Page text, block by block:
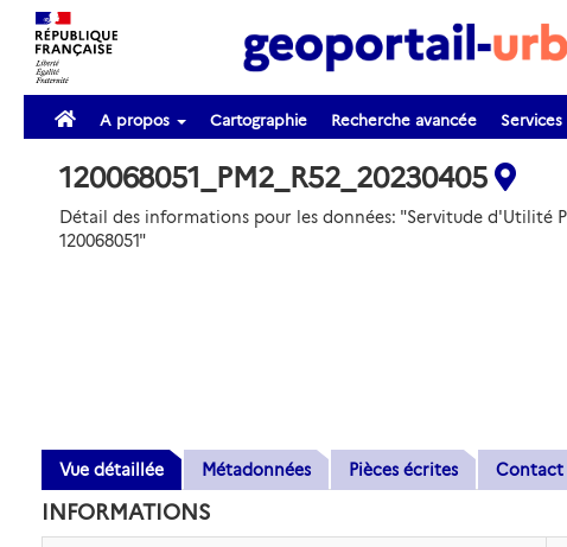
A propos Cartographie Recherche avancée Services
120068051_PM2_R52_20230405
Détail des informations pour les données: "Servitude d'Utilité
120068051"
Vue détaillée Métadonnées Pièces écrites Contact
INFORMATIONS